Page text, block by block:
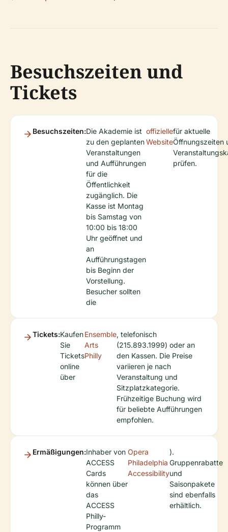
Besuchszeiten und
Tickets
Besuchszeiten:Die Akademie ist
zu den geplanten
Veranstaltungen
und Aufführungen
für die
Öffentlichkeit
zugänglich. Die
Kasse ist Montag
bis Samstag von
10:00 bis 18:00
Uhr geöffnet und
an
Aufführungstagen
bis Beginn der
Vorstellung.
Besucher sollten
die
offizielle
Website
für aktuelle
Öffnungszeiten
prüfen.
Tickets:Kaufen
Sie
Tickets
online
über
Ensemble
Arts
Philly
, telefonisch
(215.893.1999) oder an
den Kassen. Die Preise
variieren je nach
Veranstaltung und
Sitzplatzkategorie.
Frühzeitige Buchung wird
für beliebte Aufführungen
empfohlen.
Ermäßigungen:Inhaber von
ACCESS
Cards
können über
das
ACCESS
Philly-
Programm
Opera
Philadelphia
Accessibility
).
Gruppenrabatte
und
Saisonpakete
sind ebenfalls
erhältlich.